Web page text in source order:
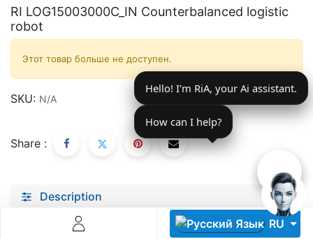
RU
RI LOG15003000C_IN Counterbalanced logistic
robot
Этот товар больше не доступен.
SKU: N/A
Share :
Description
Specifications
Platformă integrată pentru managementul flotei de roboți
Monitorizare în timp real și analiză date
Conectează roboți, software și servicii într-o singură
Scalabil de la 1 robot la zeci de unități
Hello! I'm RiA, your Ai assistant.
How can I help?